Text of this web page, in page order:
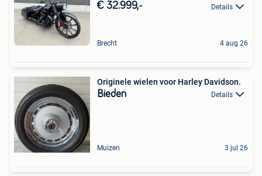
€ 32.999,- Details
Brecht 4 aug 26
Originele wielen voor Harley Davidson.
Bieden Details
Muizen 3 jul 26